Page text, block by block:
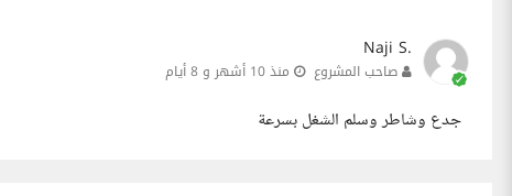
Naji S.
صاحب المشروع منذ 10 أشهر و 8 أيام
جدع وشاطر وسلم الشغل بسرعة